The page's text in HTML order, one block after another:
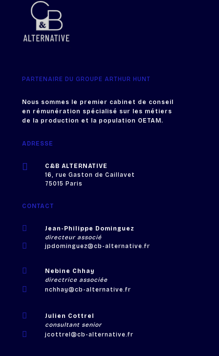
PARTENAIRE DU GROUPE ARTHUR HUNT
Nous sommes le premier cabinet de conseil
en rémunération spécialisé sur les métiers
de la production et la population OETAM.
ADRESSE

C&B ALTERNATIVE
16, rue Gaston de Caillavet
75015 Paris
CONTACT

Jean-Philippe Dominguez
directeur associé
 jpdominguez@cb-alternative.fr

Nebine Chhay
directrice associée
 nchhay@cb-alternative.fr

Julien Cottrel
consultant senior
 jcottrel@cb-alternative.fr